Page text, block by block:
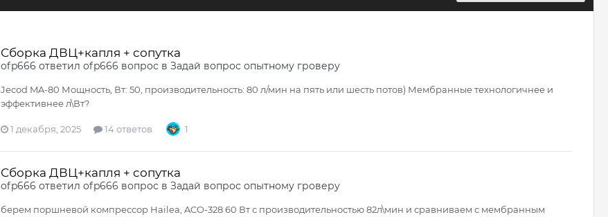
Сборка ДВЦ+капля + сопутка
ofp666 ответил ofp666 вопрос в Задай вопрос опытному гроверу
Jecod MA-80 Мощность, Вт: 50, производительность: 80 л/мин на пять или шесть потов) Мембранные технологичнее и
эффективнее л\Вт?
1 декабря, 2025 14 ответов 1
Сборка ДВЦ+капля + сопутка
ofp666 ответил ofp666 вопрос в Задай вопрос опытному гроверу
берем поршневой компрессор Hailea, ACO-328 60 Вт с производительностью 82л\мин и сравниваем с мембранным